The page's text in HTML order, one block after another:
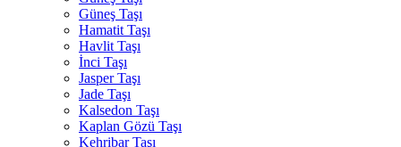
Güneş Taşı
Hamatit Taşı
Havlit Taşı
İnci Taşı
Jasper Taşı
Jade Taşı
Kalsedon Taşı
Kaplan Gözü Taşı
Kehribar Taşı